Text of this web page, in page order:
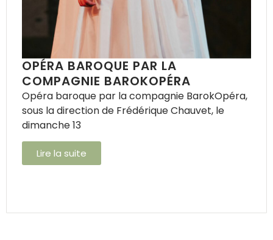
OPÉRA BAROQUE PAR LA
COMPAGNIE BAROKOPÉRA
Opéra baroque par la compagnie BarokOpéra,
sous la direction de Frédérique Chauvet, le
dimanche 13
Lire la suite